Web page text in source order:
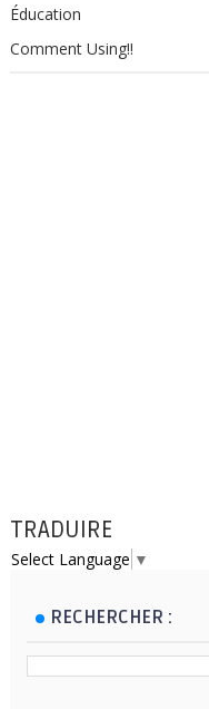
Éducation
Comment Using!!
TRADUIRE
Select Language ▼
RECHERCHER :